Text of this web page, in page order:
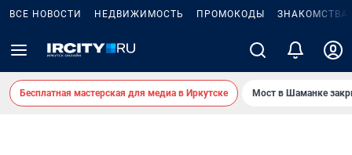
ВСЕ НОВОСТИ НЕДВИЖИМОСТЬ ПРОМОКОДЫ ЗНАКОМСТВА
Бесплатная мастерская для медиа в Иркутске Мост в Шаманке